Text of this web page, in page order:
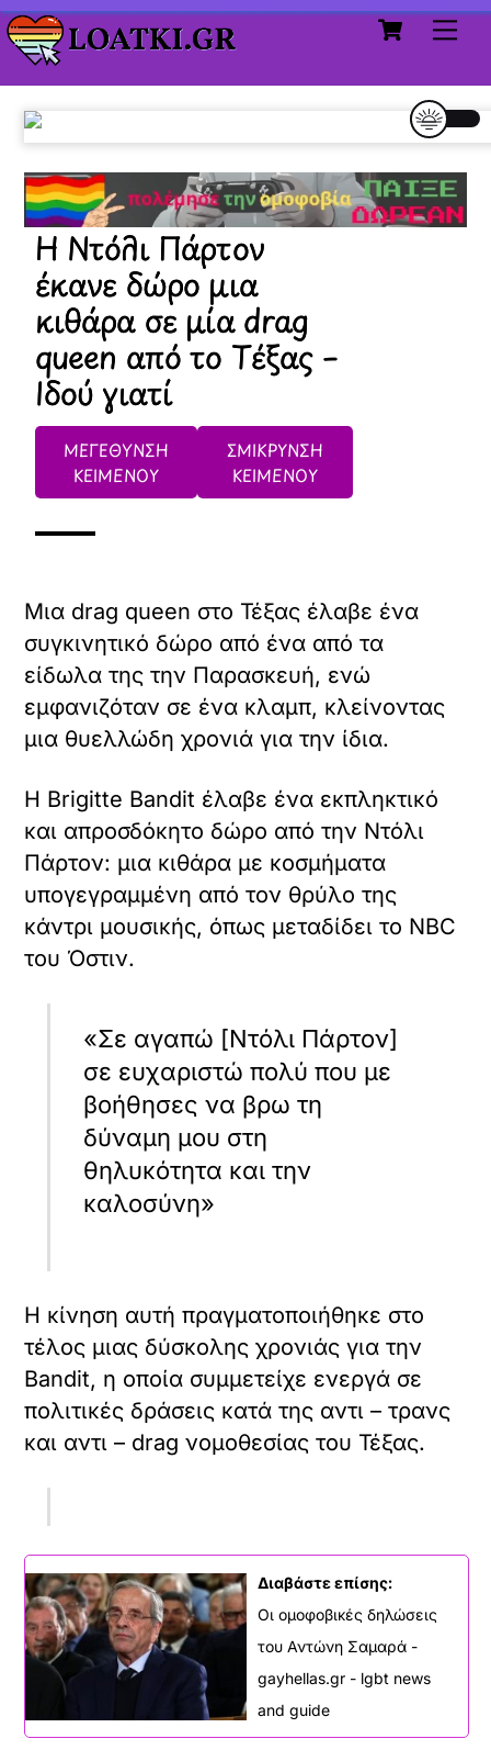
Skip
to
content
Cart
Η Ντόλι Πάρτον
έκανε δώρο μια
κιθάρα σε μία drag
queen από το Τέξας –
Ιδού γιατί
ΜΕΓΕΘΥΝΣΗ
ΚΕΙΜΕΝΟΥ
ΣΜΙΚΡΥΝΣΗ
ΚΕΙΜΕΝΟΥ
Μια drag queen στο Τέξας έλαβε ένα
συγκινητικό δώρο από ένα από τα
είδωλα της την Παρασκευή, ενώ
εμφανιζόταν σε ένα κλαμπ, κλείνοντας
μια θυελλώδη χρονιά για την ίδια.
Η Brigitte Bandit έλαβε ένα εκπληκτικό
και απροσδόκητο δώρο από την Ντόλι
Πάρτον: μια κιθάρα με κοσμήματα
υπογεγραμμένη από τον θρύλο της
κάντρι μουσικής, όπως μεταδίδει το NBC
του Όστιν.
«Σε αγαπώ [Ντόλι Πάρτον]
σε ευχαριστώ πολύ που με
βοήθησες να βρω τη
δύναμη μου στη
θηλυκότητα και την
καλοσύνη»
Η κίνηση αυτή πραγματοποιήθηκε στο
τέλος μιας δύσκολης χρονιάς για την
Bandit, η οποία συμμετείχε ενεργά σε
πολιτικές δράσεις κατά της αντι – τρανς
και αντι – drag νομοθεσίας του Τέξας.
Διαβάστε επίσης:
Οι ομοφοβικές δηλώσεις
του Αντώνη Σαμαρά -
gayhellas.gr - lgbt news
and guide